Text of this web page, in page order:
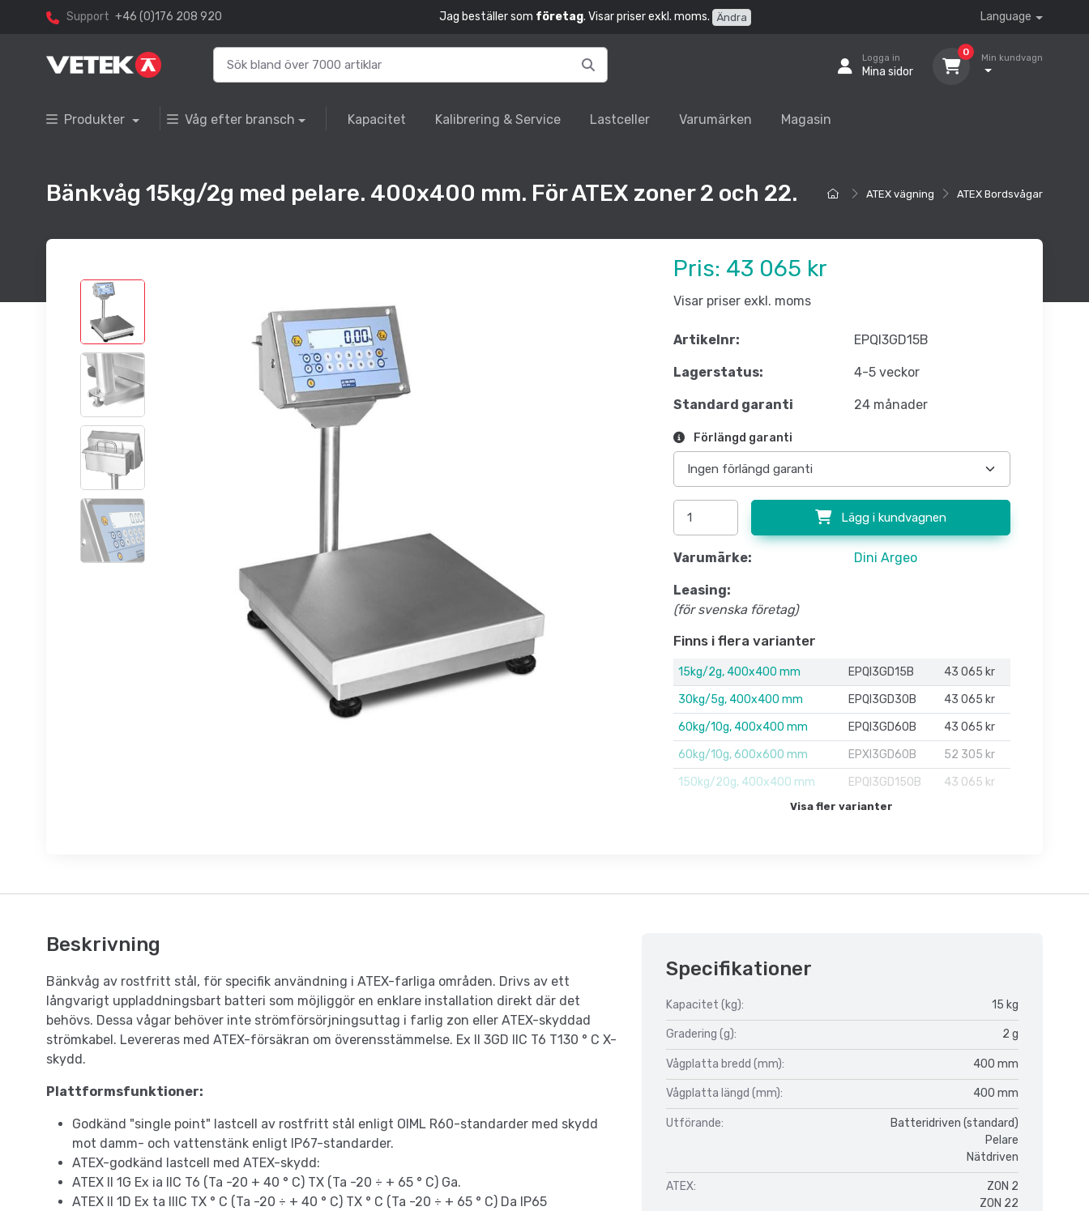
Support +46 (0)176 208 920 Jag beställer som företag. Visar priser exkl. moms. Ändra Language
Logga in
Mina sidor
0
Min kundvagn
Produkter Våg efter bransch Kapacitet Kalibrering & Service Lastceller Varumärken Magasin
ATEX vägning ATEX Bordsvågar
Bänkvåg 15kg/2g med pelare. 400x400 mm. För ATEX zoner 2 och 22.
Pris: 43 065 kr
Visar priser exkl. moms
Artikelnr: EPQI3GD15B
Lagerstatus: 4-5 veckor
Standard garanti 24 månader
Förlängd garanti
Lägg i kundvagnen
Varumärke: Dini Argeo
Leasing:
(för svenska företag)
Finns i flera varianter
15kg/2g, 400x400 mm EPQI3GD15B
43 065 kr
30kg/5g, 400x400 mm
EPQI3GD30B
43 065 kr
60kg/10g, 400x400 mm
EPQI3GD60B
43 065 kr
60kg/10g, 600x600 mm
EPXI3GD60B
52 305 kr
150kg/20g, 400x400 mm
EPQI3GD150B 43 065 kr
Visa fler varianter
Beskrivning
Bänkvåg av rostfritt stål, för specifik användning i ATEX-farliga områden. Drivs av ett
långvarigt uppladdningsbart batteri som möjliggör en enklare installation direkt där det
behövs. Dessa vågar behöver inte strömförsörjningsuttag i farlig zon eller ATEX-skyddad
strömkabel. Levereras med ATEX-försäkran om överensstämmelse. Ex II 3GD IIC T6 T130 ° C X-
skydd.
Plattformsfunktioner:
Godkänd "single point" lastcell av rostfritt stål enligt OIML R60-standarder med skydd
mot damm- och vattenstänk enligt IP67-standarder.
ATEX-godkänd lastcell med ATEX-skydd:
ATEX II 1G Ex ia IIC T6 (Ta -20 + 40 ° C) TX (Ta -20 ÷ + 65 ° C) Ga.
ATEX II 1D Ex ta IIIC TX ° C (Ta -20 ÷ + 40 ° C) TX ° C (Ta -20 ÷ + 65 ° C) Da IP65
Specifikationer
Kapacitet (kg): 15 kg
Gradering (g): 2 g
Vågplatta bredd (mm): 400 mm
Vågplatta längd (mm): 400 mm
Utförande:
Batteridriven (standard)
Pelare
Nätdriven
ATEX:
ZON 2
ZON 22